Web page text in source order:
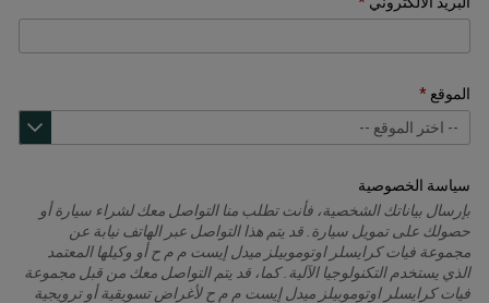
الموقع
سياسة الخصوصية
بإرسال بياناتك الشخصية، فأنت تطلب منا التواصل معك لشراء سيارة أو
حصولك على تمويل سيارة. قد يتم هذا التواصل عبر الهاتف نيابة عن
مجموعة فيات كرايسلر اوتوموبيلز ميدل إيست م م ح أو وكيلها المعتمد
الذي يستخدم التكنولوجيا الآلية. كما، قد يتم التواصل معك من قبل مجموعة
فيات كرايسلر اوتوموبيلز ميدل إيست م م ح لأغراض تسويقية أو ترويجية